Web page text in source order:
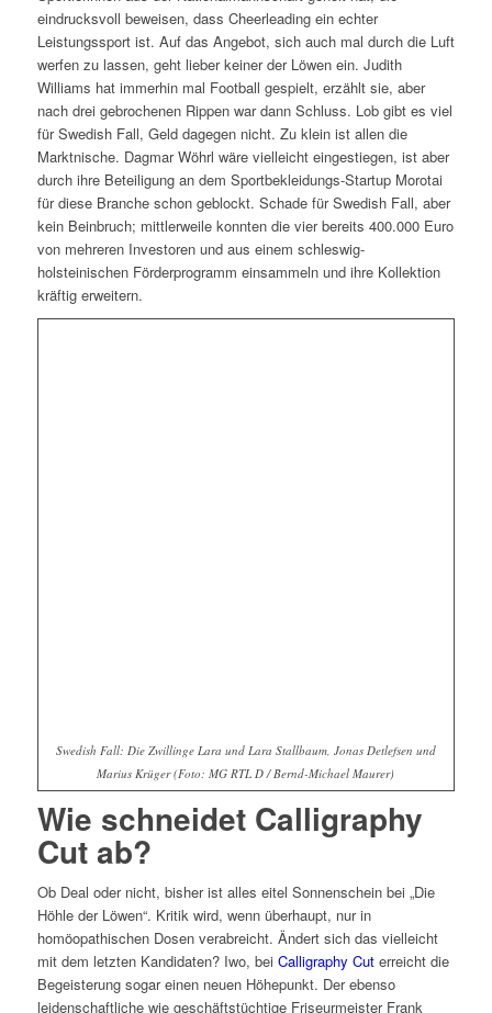
eindrucksvoll beweisen, dass Cheerleading ein echter
Leistungssport ist. Auf das Angebot, sich auch mal durch die Luft
werfen zu lassen, geht lieber keiner der Löwen ein. Judith
Williams hat immerhin mal Football gespielt, erzählt sie, aber
nach drei gebrochenen Rippen war dann Schluss. Lob gibt es viel
für Swedish Fall, Geld dagegen nicht. Zu klein ist allen die
Marktnische. Dagmar Wöhrl wäre vielleicht eingestiegen, ist aber
durch ihre Beteiligung an dem Sportbekleidungs-Startup Morotai
für diese Branche schon geblockt. Schade für Swedish Fall, aber
kein Beinbruch; mittlerweile konnten die vier bereits 400.000 Euro
von mehreren Investoren und aus einem schleswig-
holsteinischen Förderprogramm einsammeln und ihre Kollektion
kräftig erweitern.
Swedish Fall: Die Zwillinge Lara und Lara Stallbaum, Jonas Detlefsen und
Marius Krüger (Foto: MG RTL D / Bernd-Michael Maurer)
Wie schneidet Calligraphy
Cut ab?
Ob Deal oder nicht, bisher ist alles eitel Sonnenschein bei „Die
Höhle der Löwen“. Kritik wird, wenn überhaupt, nur in
homöopathischen Dosen verabreicht. Ändert sich das vielleicht
mit dem letzten Kandidaten? Iwo, bei Calligraphy Cuterreicht die
Begeisterung sogar einen neuen Höhepunkt. Der ebenso
leidenschaftliche wie geschäftstüchtige Friseurmeister Frank